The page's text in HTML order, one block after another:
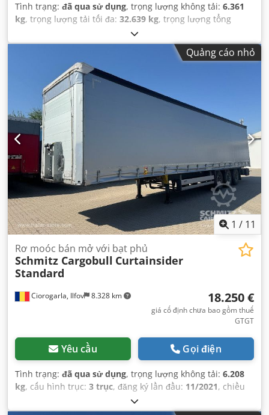
Tình trạng: đã qua sử dụng, trọng lượng không tải: 6.361
kg, trọng lượng tải tối đa: 32.639 kg, trọng lượng tổng
, cấu hình trục:
04/2022, chiều dài không gian chứa hàng:13.620 mm,
, chiều cao khoang
2.700 mm, thể tích khoang chứa hàng:
hệ thống treo:không khí, kích thước lốp xe:
chiều dài cơ sở:
, Năm sản xuất:
ABS,
Quảng cáo nhỏ
1 / 11
Ciorogarla, Ilfov 8.328 km
Rơ moóc bán mở với bạt phủ
Schmitz Cargobull Curtainsider
Standard
18.250 €
giá cố định chưa bao gồm thuế
GTGT
Yêu cầu Gọi điện
Tình trạng: đã qua sử dụng, trọng lượng không tải: 6.208
kg, cấu hình trục: 3 trục, đăng ký lần đầu: 11/2021, chiều
13.620 mm
hàng:2.480 mm, chiều cao khoang chứa hàng:2.780 mm,